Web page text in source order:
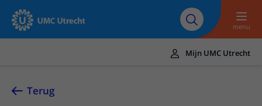
Naar hoofdinhoud
Over UMC
Utrecht
Research
Werken bij het UMC
Utrecht
menu
UMC Utrecht
Mijn UMC Utrecht
Terug